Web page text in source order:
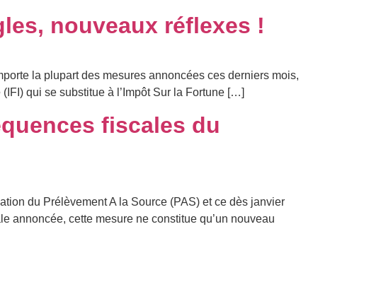
nouveaux réflexes !
la plupart des mesures annoncées ces derniers mois,
qui se substitue à l’Impôt Sur la Fortune […]
fiscales du
du Prélèvement A la Source (PAS) et ce dès janvier
annoncée, cette mesure ne constitue qu’un nouveau